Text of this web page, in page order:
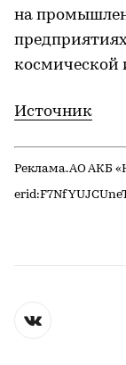
на
космической
Источник
Реклама. АО АКБ